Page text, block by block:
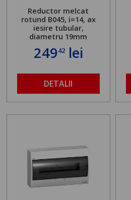
Reductor melcat
rotund B045, i=14, ax
iesire tubular,
diametru 19mm
24942lei
DETALII